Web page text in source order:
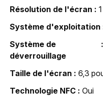
Résolution de l'écran
Système d'exploitation
Système de
déverrouillage
Taille de l'écran
6,3
Technologie NFC
Oui